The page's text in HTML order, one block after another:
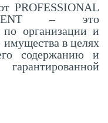
PROFESSIONAL
– это
по организации и
в целях
содержанию и
гарантированной